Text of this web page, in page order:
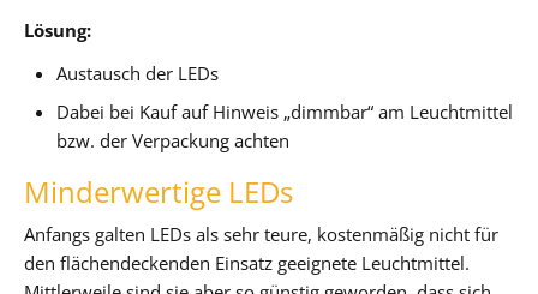
Lösung:
Austausch der LEDs
Dabei bei Kauf auf Hinweis „dimmbar“ am Leuchtmittel
bzw. der Verpackung achten
Minderwertige LEDs
Anfangs galten LEDs als sehr teure, kostenmäßig nicht für
den flächendeckenden Einsatz geeignete Leuchtmittel.